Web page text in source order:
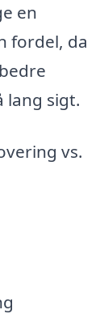
en
fordel, da
sigt.
vs.